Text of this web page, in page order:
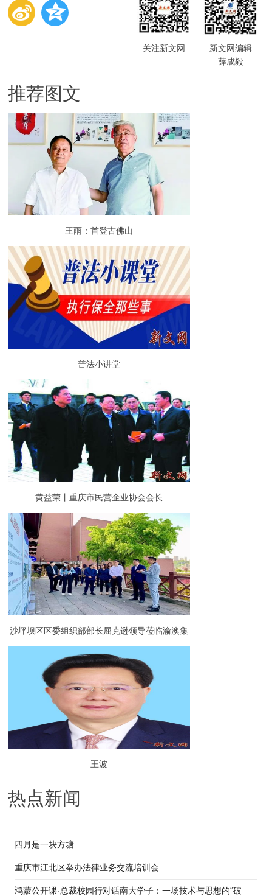
关注新文网
新文网编辑
薛成毅
推荐图文
王雨：首登古佛山
普法小讲堂
黄益荣丨重庆市民营企业协会会长
沙坪坝区区委组织部部长屈克逊领导莅临渝澳集
团调研指导园区党建工作
王波
热点新闻
四月是一块方塘
重庆市江北区举办法律业务交流培训会
鸿蒙公开课·总裁校园行对话南大学子：一场技术与思想的“破